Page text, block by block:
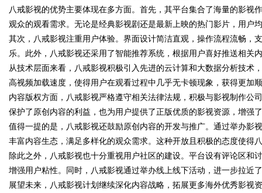
uz
!
八戒影视的优势主要体现在多方面。首先，其平台集合了海量的影视
观众的观看需求。无论是经典影视剧还是最新上映的热门影片，用户
其次，八戒影视注重用户体验。界面设计简洁直观，操作流程流畅，
乐。此外，八戒影视还采用了智能推荐系统，根据用户喜好推送相关
从技术层面来看，八戒影视积极引入先进的云计算和大数据分析技术
高视频加载速度，使得用户在观看过程中几乎无卡顿现象，获得更加
内容版权方面，八戒影视严格遵守相关法律法规，积极与影视制作公
保护了原创内容的利益，也为用户提供了正版优质的影视资源，增强
值得一提的是，八戒影视还鼓励原创内容的开发与推广。通过举办影
丰富内容生态，满足多样化的观众需求。这种开放且积极的态度使得
除此之外，八戒影视也十分重视用户社区的建设。平台设有评论区和
增强用户粘性。同时，八戒影视通过举办线上线下活动，进一步拉近
展望未来，八戒影视计划继续深化内容战略，拓展更多海外优秀影视
荐你？